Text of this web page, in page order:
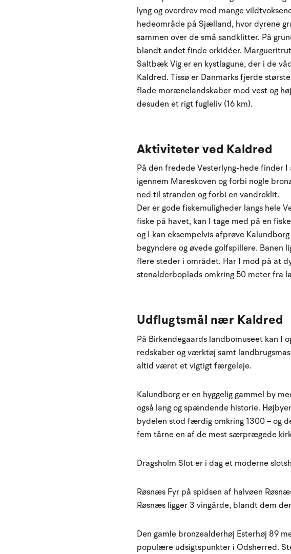
lyng og overdrev med mange
hedeområde på Sjælland, hvor dyrene
sammen over de små sandklitter. På
blandt andet finde orkidéer.
Saltbæk Vig er en kystlagune, der i de
Kaldred. Tissø er Danmarks fjerde
flade morænelandskaber mod vest og
desuden et rigt fugleliv (16 km).
Aktiviteter ved Kaldred
På den fredede Vesterlyng-hede finder
igennem Mareskoven og forbi nogle
ned til stranden og forbi en vandreklit.
Der er gode fiskemuligheder langs hele
fiske på havet, kan I tage med på en
og I kan eksempelvis afprøve
begyndere og øvede golfspillere. Banen
flere steder i området. Har I mod på at
stenalderboplads omkring 50 meter fra
Udflugtsmål nær Kaldred
På Birkendegaards landbomuseet kan I
redskaber og værktøj samt
altid været et vigtigt færgeleje.
Kalundborg er en hyggelig gammel by
også lang og spændende historie.
bydelen stod færdig omkring 1300 – og
fem tårne en af de mest særprægede
Dragsholm Slot er i dag et moderne
Røsnæs Fyr på spidsen af halvøen
Røsnæs ligger 3 vingårde, blandt dem
Den gamle bronzealderhøj Esterhøj 89
populære udsigtspunkter i Odsherred.